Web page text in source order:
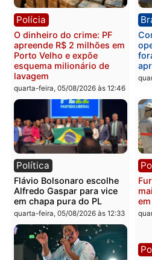
Polícia
Homem é preso após
furtar peça de picanha e
reagir a seguranças em
supermercado
quinta-feira, 06/08/2026 às 08:56
Brasil
TCE reúne candidatos ao
Governo e apresenta
diagnóstico que pode
mudar os rumos de
Rondônia
quarta-feira, 05/08/2026 às 12:52